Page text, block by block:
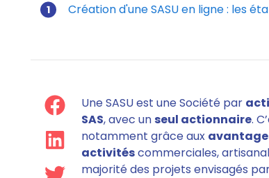
Création d'une SASU en ligne : les
Une SASU est une Société par
SAS, avec un seul actionnaire.
notamment grâce aux
activitéscommerciales,
majorité des projets envisagés